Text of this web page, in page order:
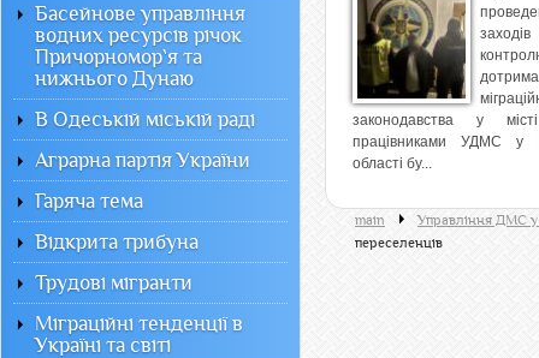
законодавства у
працівниками УДМС у
області бу...
main
Управління ДМС у
переселенців
Басейнове управління
водних ресурсів річок
Причорномор`я та
нижнього Дунаю
В Одеській міській раді
Аграрна партія України
Гаряча тема
Відкрита трибуна
Трудові мігранти
Міграційні тенденції в
Україні та світі